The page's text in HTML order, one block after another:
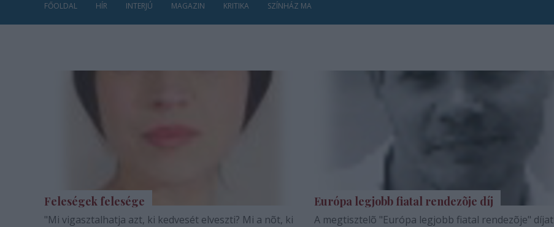
FŐOLDAL HÍR INTERJÚ MAGAZIN KRITIKA SZÍNHÁZ MA
Feleségek felesége
"Mi vigasztalhatja azt, ki kedvesét elveszti? Mi a nõt, ki
Európa legjobb fiatal rendezõje díj
A megtisztelõ "Európa legjobb fiatal rendezõje" díjat